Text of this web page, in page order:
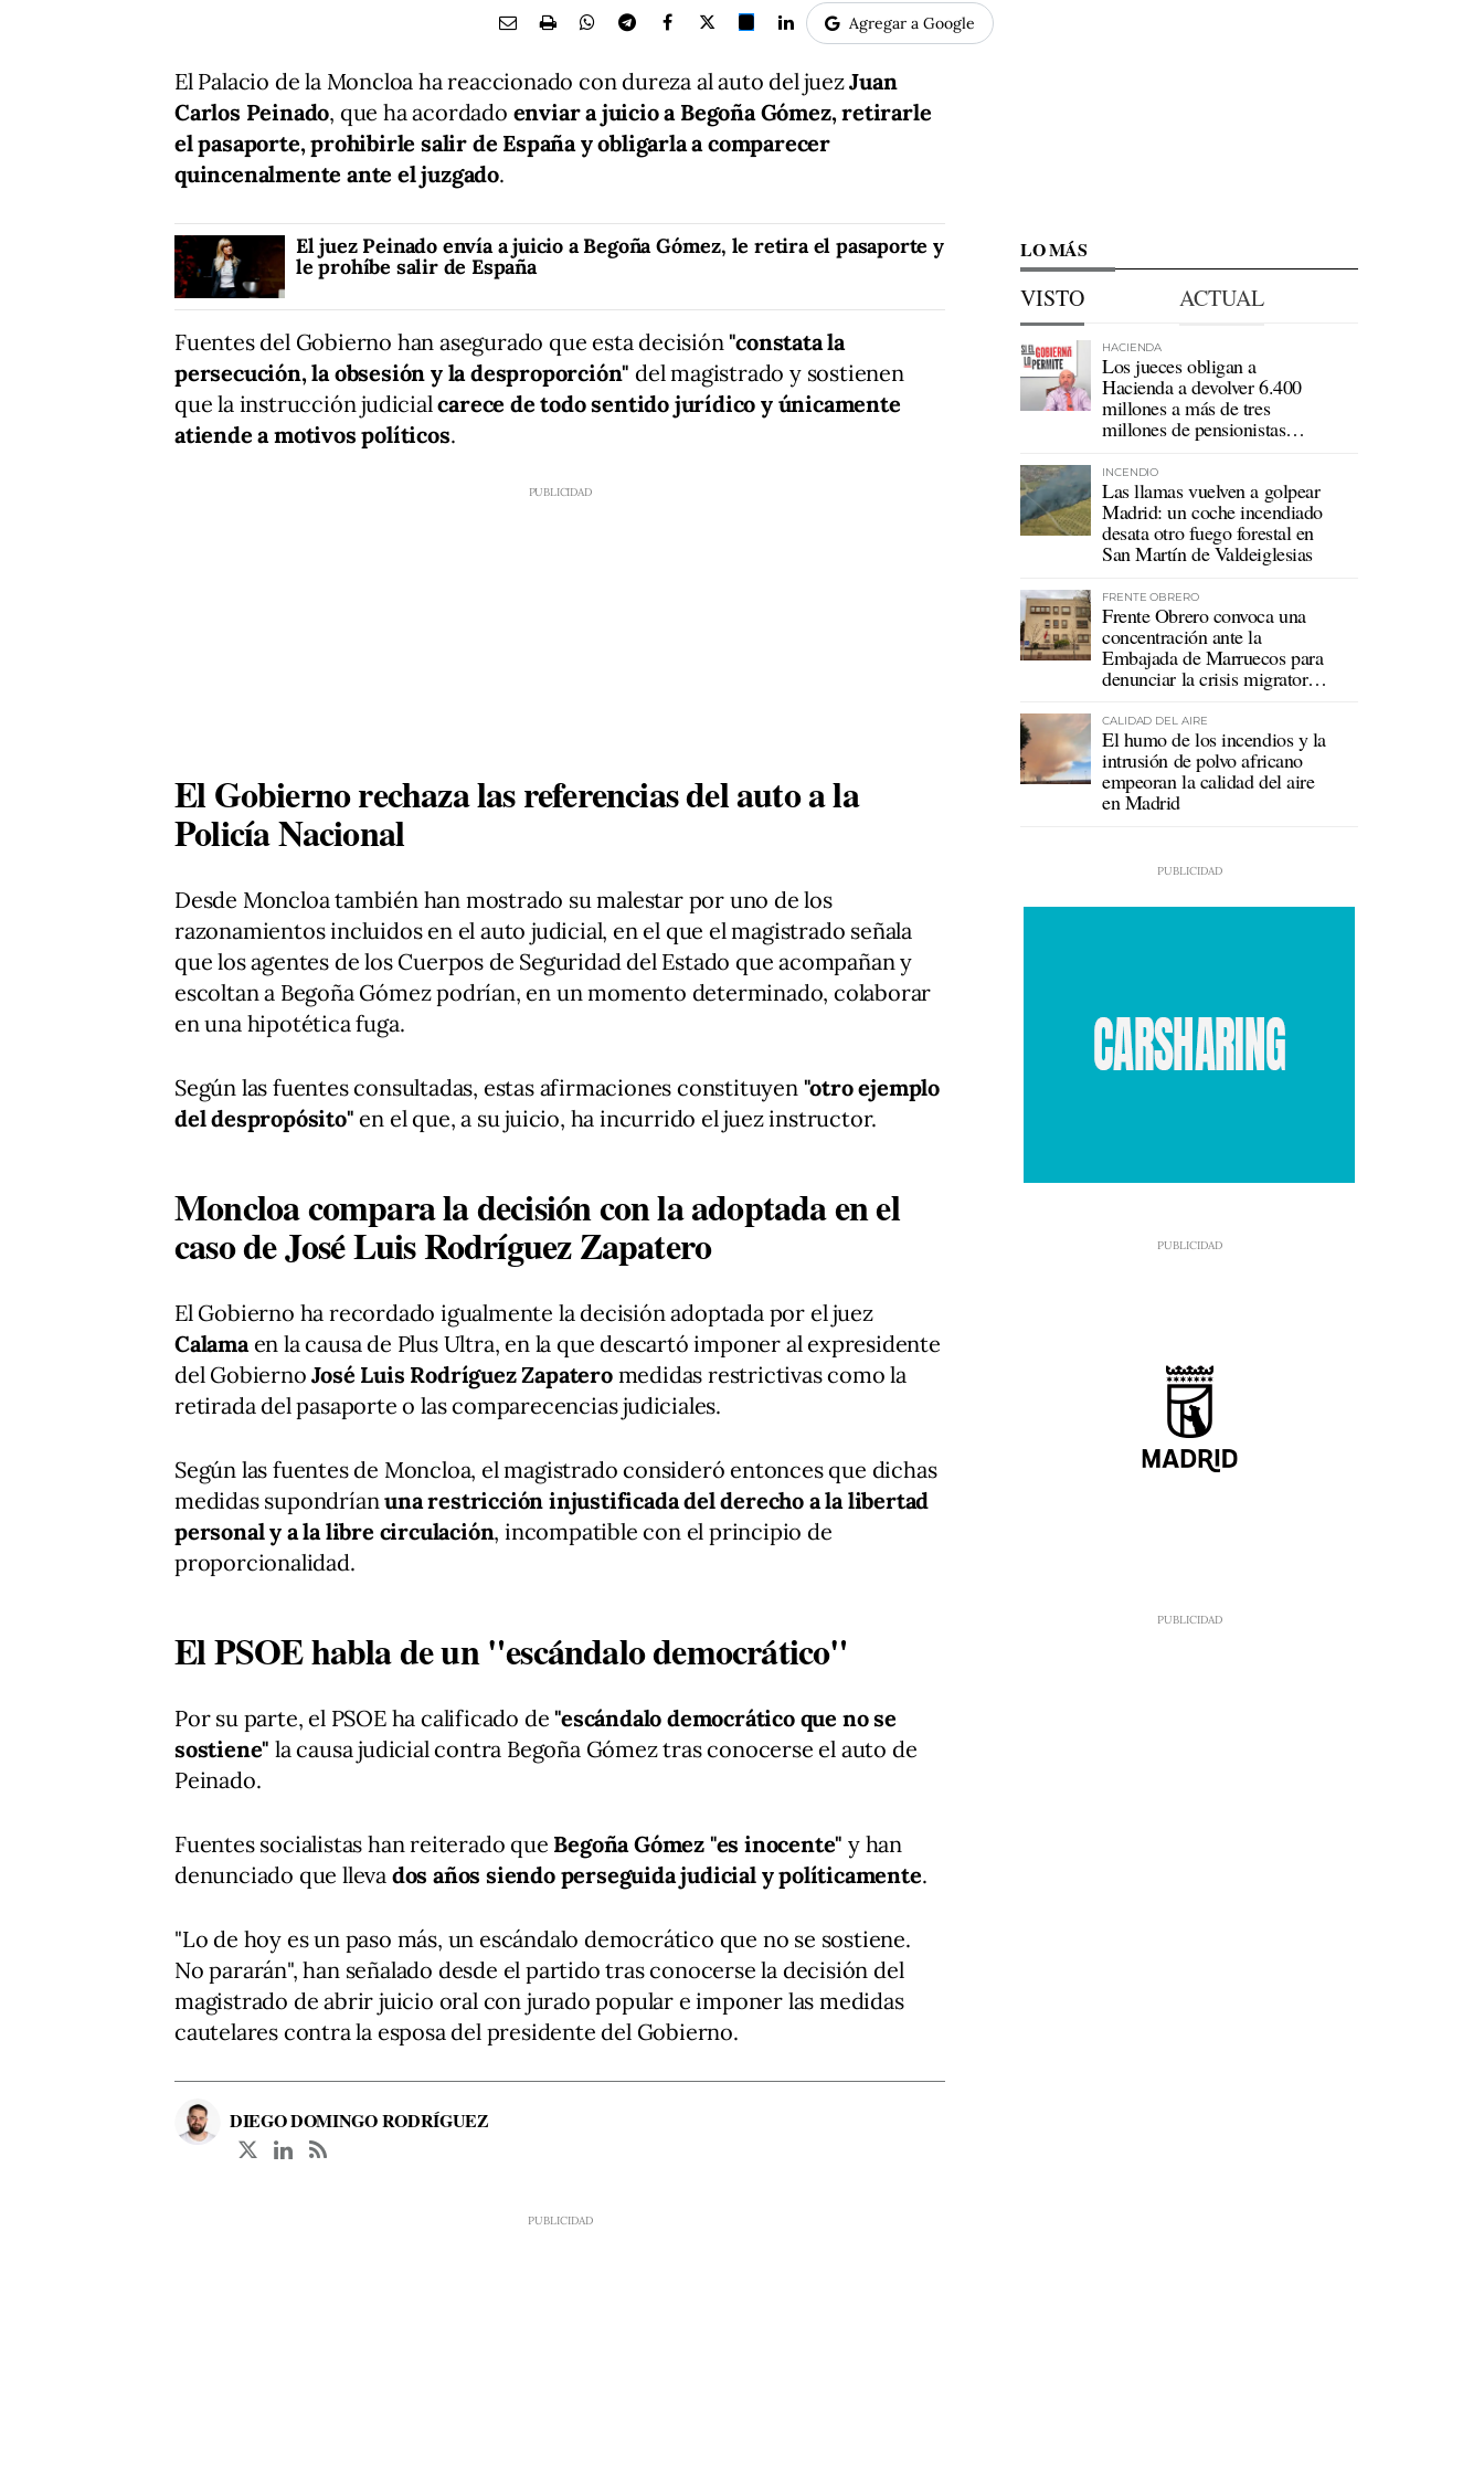
Agregar a Google
El Palacio de la Moncloa ha reaccionado con dureza al auto del juezJuan
Carlos Peinado, que ha acordado enviar a juicio a Begoña Gómez, retirarle
el pasaporte, prohibirle salir de España y obligarla a comparecer
quincenalmente ante el juzgado.
El juez Peinado envía a juicio a Begoña Gómez, le retira el pasaporte y
le prohíbe salir de España
Fuentes del Gobierno han asegurado que esta decisión"constata la
persecución, la obsesión y la desproporción" del magistrado y sostienen
que la instrucción judicialcarece de todo sentido jurídico y únicamente
atiende a motivos políticos.
El Gobierno rechaza las referencias del auto a la
Policía Nacional
Desde Moncloa también han mostrado su malestar por uno de los
razonamientos incluidos en el auto judicial, en el que el magistrado señala
que los agentes de los Cuerpos de Seguridad del Estado que acompañan y
escoltan a Begoña Gómez podrían, en un momento determinado, colaborar
en una hipotética fuga.
Según las fuentes consultadas, estas afirmaciones constituyen "otro ejemplo
del despropósito" en el que, a su juicio, ha incurrido el juez instructor.
Moncloa compara la decisión con la adoptada en el
caso de José Luis Rodríguez Zapatero
El Gobierno ha recordado igualmente la decisión adoptada por el juez
Calamaen la causa de Plus Ultra, en la que descartó imponer al expresidente
del GobiernoJosé Luis Rodríguez Zapateromedidas restrictivas como la
retirada del pasaporte o las comparecencias judiciales.
Según las fuentes de Moncloa, el magistrado consideró entonces que dichas
medidas supondríanuna restricción injustificada del derecho a la libertad
personal y a la libre circulación, incompatible con el principio de
proporcionalidad.
El PSOE habla de un "escándalo democrático"
Por su parte, el PSOE ha calificado de"escándalo democrático que no se
sostiene" la causa judicial contra Begoña Gómez tras conocerse el auto de
Peinado.
Fuentes socialistas han reiterado que Begoña Gómez "es inocente" y han
denunciado que lleva dos años siendo perseguida judicial y políticamente.
"Lo de hoy es un paso más, un escándalo democrático que no se sostiene.
No pararán", han señalado desde el partido tras conocerse la decisión del
magistrado de abrir juicio oral con jurado popular e imponer las medidas
cautelares contra la esposa del presidente del Gobierno.
DIEGO DOMINGO RODRÍGUEZ
LO MÁS
VISTO ACTUAL
HACIENDA
Los jueces obligan a
Hacienda a devolver 6.400
millones a más de tres
millones de pensionistas
INCENDIO
Las llamas vuelven a golpear
Madrid: un coche incendiado
desata otro fuego forestal en
San Martín de Valdeiglesias
FRENTE OBRERO
Frente Obrero convoca una
concentración ante la
Embajada de Marruecos para
denunciar la crisis migratoria
CALIDAD DEL AIRE
El humo de los incendios y la
intrusión de polvo africano
empeoran la calidad del aire
en Madrid